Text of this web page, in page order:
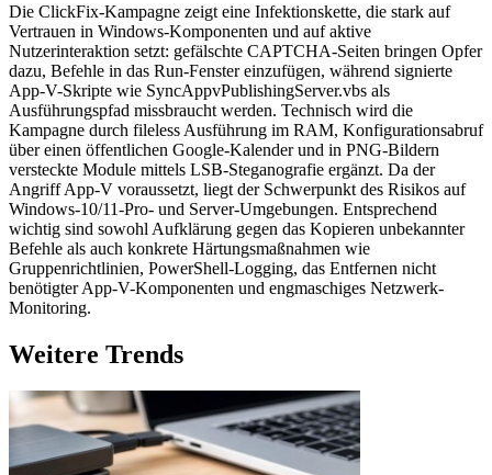
Die ClickFix-Kampagne zeigt eine Infektionskette, die stark auf
Vertrauen in Windows-Komponenten und auf aktive
Nutzerinteraktion setzt: gefälschte CAPTCHA-Seiten bringen Opfer
dazu, Befehle in das Run-Fenster einzufügen, während signierte
App-V-Skripte wie SyncAppvPublishingServer.vbs als
Ausführungspfad missbraucht werden. Technisch wird die
Kampagne durch fileless Ausführung im RAM, Konfigurationsabruf
über einen öffentlichen Google-Kalender und in PNG-Bildern
versteckte Module mittels LSB-Steganografie ergänzt. Da der
Angriff App-V voraussetzt, liegt der Schwerpunkt des Risikos auf
Windows-10/11-Pro- und Server-Umgebungen. Entsprechend
wichtig sind sowohl Aufklärung gegen das Kopieren unbekannter
Befehle als auch konkrete Härtungsmaßnahmen wie
Gruppenrichtlinien, PowerShell-Logging, das Entfernen nicht
benötigter App-V-Komponenten und engmaschiges Netzwerk-
Monitoring.
Weitere Trends